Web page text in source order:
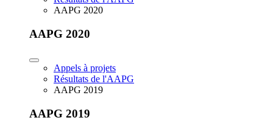
AAPG 2020
AAPG 2020
Appels à projets
Résultats de l'AAPG
AAPG 2019
AAPG 2019